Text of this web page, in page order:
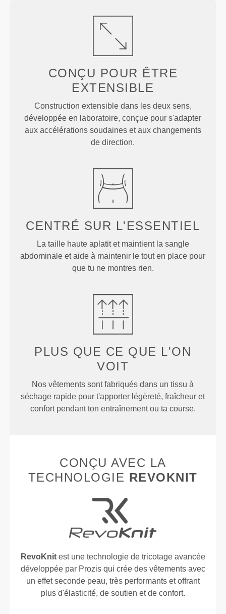
CONÇU POUR ÊTRE
EXTENSIBLE
Construction extensible dans les deux sens,
développée en laboratoire, conçue pour s'adapter
aux accélérations soudaines et aux changements
de direction.
CENTRÉ SUR L'ESSENTIEL
La taille haute aplatit et maintient la sangle
abdominale et aide à maintenir le tout en place pour
que tu ne montres rien.
PLUS QUE CE QUE L'ON
VOIT
Nos vêtements sont fabriqués dans un tissu à
séchage rapide pour t'apporter légèreté, fraîcheur et
confort pendant ton entraînement ou ta course.
CONÇU AVEC LA
TECHNOLOGIE REVOKNIT
RevoKnitest une technologie de tricotage avancée
développée par Prozis qui crée des vêtements avec
un effet seconde peau, très performants et offrant
plus d'élasticité, de soutien et de confort.